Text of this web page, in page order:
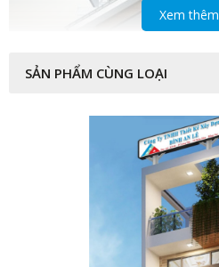
Xem thêm
SẢN PHẨM CÙNG LOẠI